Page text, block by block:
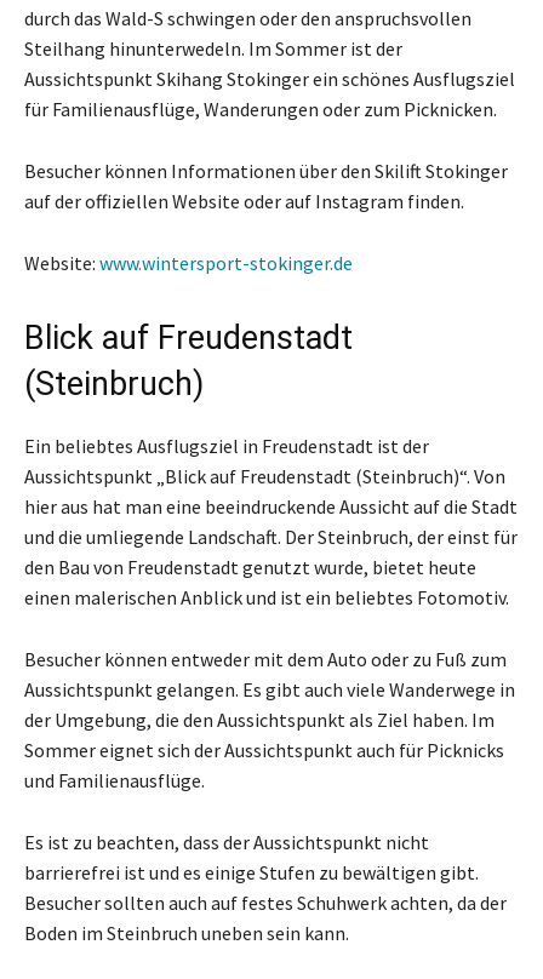
durch das Wald-S schwingen oder den anspruchsvollen
Steilhang hinunterwedeln. Im Sommer ist der
Aussichtspunkt Skihang Stokinger ein schönes Ausflugsziel
für Familienausflüge, Wanderungen oder zum Picknicken.
Besucher können Informationen über den Skilift Stokinger
auf der offiziellen Website oder auf Instagram finden.
Website: www.wintersport-stokinger.de
Blick auf Freudenstadt
(Steinbruch)
Ein beliebtes Ausflugsziel in Freudenstadt ist der
Aussichtspunkt „Blick auf Freudenstadt (Steinbruch)“. Von
hier aus hat man eine beeindruckende Aussicht auf die Stadt
und die umliegende Landschaft. Der Steinbruch, der einst für
den Bau von Freudenstadt genutzt wurde, bietet heute
einen malerischen Anblick und ist ein beliebtes Fotomotiv.
Besucher können entweder mit dem Auto oder zu Fuß zum
Aussichtspunkt gelangen. Es gibt auch viele Wanderwege in
der Umgebung, die den Aussichtspunkt als Ziel haben. Im
Sommer eignet sich der Aussichtspunkt auch für Picknicks
und Familienausflüge.
Es ist zu beachten, dass der Aussichtspunkt nicht
barrierefrei ist und es einige Stufen zu bewältigen gibt.
Besucher sollten auch auf festes Schuhwerk achten, da der
Boden im Steinbruch uneben sein kann.